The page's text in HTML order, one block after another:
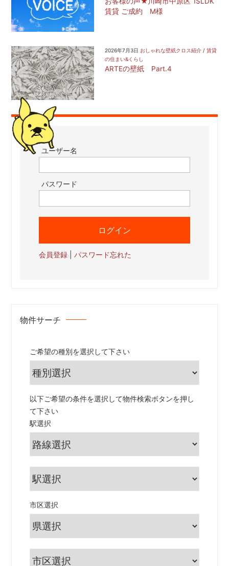
賃貸 ご成約 M様
2026年7月3日 おしゃれな壁紙クロス紹介/ 賃貸
の住まい&くらし
ARTEの壁紙 Part.4
ユーザー名
パスワード
会員登録 |パスワード忘れた
物件サーチ
ご希望の種別を選択して下さい
以下ご希望の条件を選択して物件検索ボタンを押し
て下さい
駅選択
市区選択